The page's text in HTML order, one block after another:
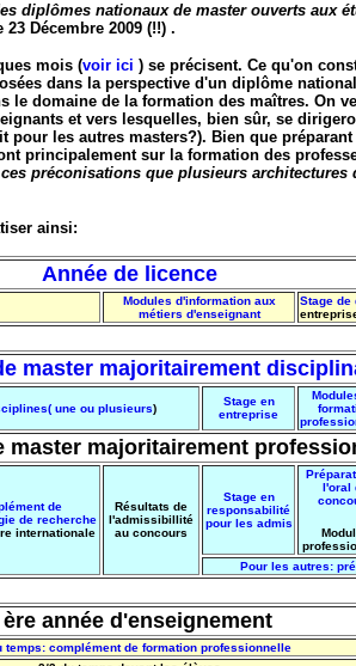
diplômes nationaux de master ouverts aux
Décembre 2009 (!!) .
mois (voir ici ) se précisent. Ce qu'on
dans la perspective d'un diplôme
le domaine de la formation des maîtres. On
et vers lesquelles, bien sûr, se
pour les autres masters?). Bien que
principalement sur la formation des
préconisations que plusieurs architectures
ainsi:
Année de licence
Modules d'information aux
métiers d'enseignant
Stage de
master majoritairement
une ou plusieurs)
Stage en
entreprise
master majoritairement
de
de recherche
internationale
Résultats de
l'admissibillité
au concours
Stage en
responsabilité
pour les admis
l'oral
Pour les autres:
ère année d'enseignement
temps: complément de formation professionnelle